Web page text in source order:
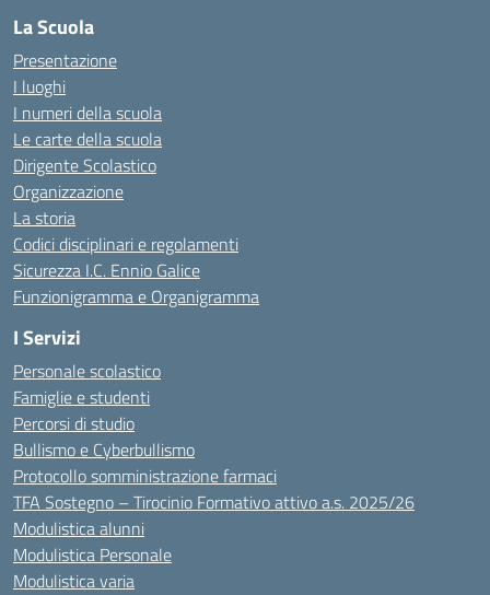
La Scuola
Presentazione
I luoghi
I numeri della scuola
Le carte della scuola
Dirigente Scolastico
Organizzazione
La storia
Codici disciplinari e regolamenti
Sicurezza I.C. Ennio Galice
Funzionigramma e Organigramma
I Servizi
Personale scolastico
Famiglie e studenti
Percorsi di studio
Bullismo e Cyberbullismo
Protocollo somministrazione farmaci
TFA Sostegno – Tirocinio Formativo attivo a.s. 2025/26
Modulistica alunni
Modulistica Personale
Modulistica varia